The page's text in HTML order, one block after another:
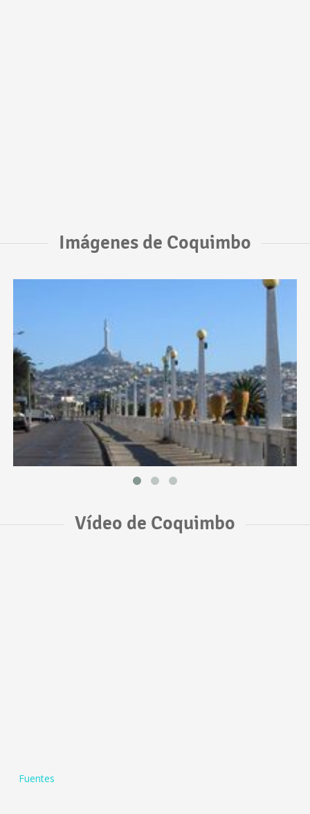
Imágenes de Coquimbo
Vídeo de Coquimbo
Fuentes